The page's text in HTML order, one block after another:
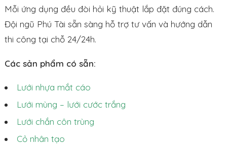
Mỗi ứng dụng đều đòi hỏi kỹ thuật lắp đặt đúng cách.
Đội ngũ Phú Tài sẵn sàng hỗ trợ tư vấn và hướng dẫn
thi công tại chỗ 24/24h.
Các sản phẩm có sẵn:
Lưới nhựa mắt cáo
Lưới mùng – lưới cước trắng
Lưới chắn côn trùng
Cỏ nhân tạo